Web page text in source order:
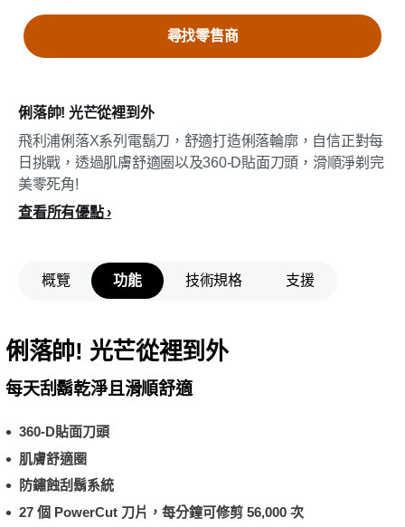
俐落帥! 光芒從裡到外
飛利浦俐落X系列電鬍刀，舒適打造俐落輪廓，自信正對每
日挑戰，透過肌膚舒適圈以及360-D貼面刀頭，滑順淨剃完
美零死角!
查看所有優點
尋找零售商
概覽 功能 技術規格 支援
俐落帥! 光芒從裡到外
每天刮鬍乾淨且滑順舒適
360-D貼面刀頭
肌膚舒適圈
防鏽蝕刮鬍系統
27 個 PowerCut 刀片，每分鐘可修剪 56,000 次